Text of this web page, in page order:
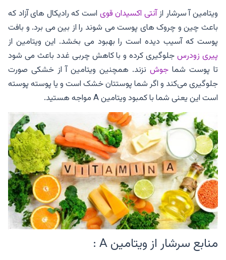
ویتامین آ سرشار ازآنتی اکسیدان قوی است که رادیکال های آزاد که
باعث چین و چروک های پوست می شوند را از بین می برد. و بافت
پوست که آسیب دیده است را بهبود می بخشد. این ویتامین از
پیری زودرسجلوگیری کرده و با کاهش چربی غدد باعث می شود
تا پوست شما جوش نزند. همچنین ویتامین آ از خشکی صورت
جلوگیری می‌کند و اگر شما پوستتان خشک است و یا پوسته پوسته
است این یعنی شما با کمبود ویتامین A مواجه هستید.
منابع سرشار از ویتامین A :